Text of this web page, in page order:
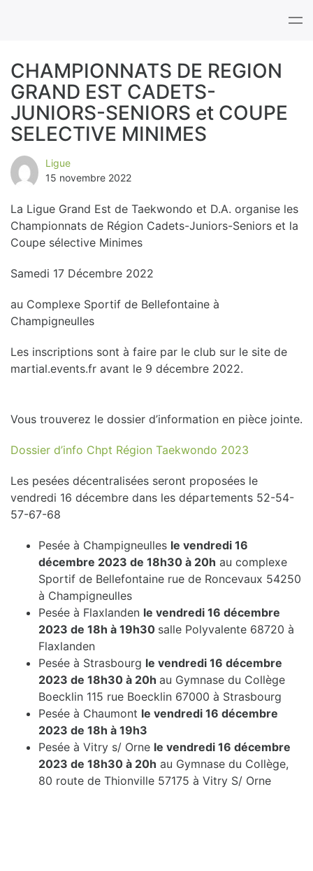
B
l
o
g
CHAMPIONNATS DE REGION
GRAND EST CADETS-
JUNIORS-SENIORS et COUPE
SELECTIVE MINIMES
Ligue
15 novembre 2022
La Ligue Grand Est de Taekwondo et D.A. organise les
Championnats de Région Cadets-Juniors-Seniors et la
Coupe sélective Minimes
Samedi 17 Décembre 2022
au Complexe Sportif de Bellefontaine à
Champigneulles
Les inscriptions sont à faire par le club sur le site de
martial.events.fr avant le 9 décembre 2022.
Vous trouverez le dossier d’information en pièce jointe.
Dossier d’info Chpt Région Taekwondo 2023
Les pesées décentralisées seront proposées le
vendredi 16 décembre dans les départements 52-54-
57-67-68
Pesée à Champigneulles le vendredi 16
décembre 2023 de 18h30 à 20h au complexe
Sportif de Bellefontaine rue de Roncevaux 54250
à Champigneulles
Pesée à Flaxlanden le vendredi 16 décembre
2023 de 18h à 19h30 salle Polyvalente 68720 à
Flaxlanden
Pesée à Strasbourg le vendredi 16 décembre
2023 de 18h30 à 20h au Gymnase du Collège
Boecklin 115 rue Boecklin 67000 à Strasbourg
Pesée à Chaumont le vendredi 16 décembre
2023 de 18h à 19h3
Pesée à Vitry s/ Orne le vendredi 16 décembre
2023 de 18h30 à 20h au Gymnase du Collège,
80 route de Thionville 57175 à Vitry S/ Orne